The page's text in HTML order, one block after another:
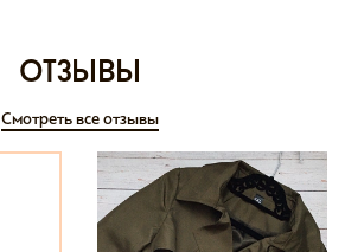
отзывы
Смотреть все отзывы